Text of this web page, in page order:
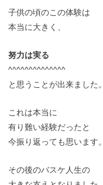
子供の頃のこの体験は
本当に大きく、
努力は実る
^^^^^^^^^^^^^^
と思うことが出来ました。
これは本当に
有り難い経験だったと
今振り返っても思います。
その後のバスケ人生の